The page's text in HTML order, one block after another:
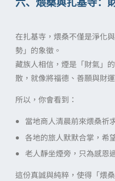
在扎基寺，煨桑不僅是淨化
勢」的象徵。
藏族人相信，煙是「財氣」
散，就像將福德、善願與財
所以，你會看到：
當地商人清晨前來煨桑祈
各地的旅人默默合掌，希
老人靜坐煙旁，只為感恩
這份真誠與純粹，使得「煨